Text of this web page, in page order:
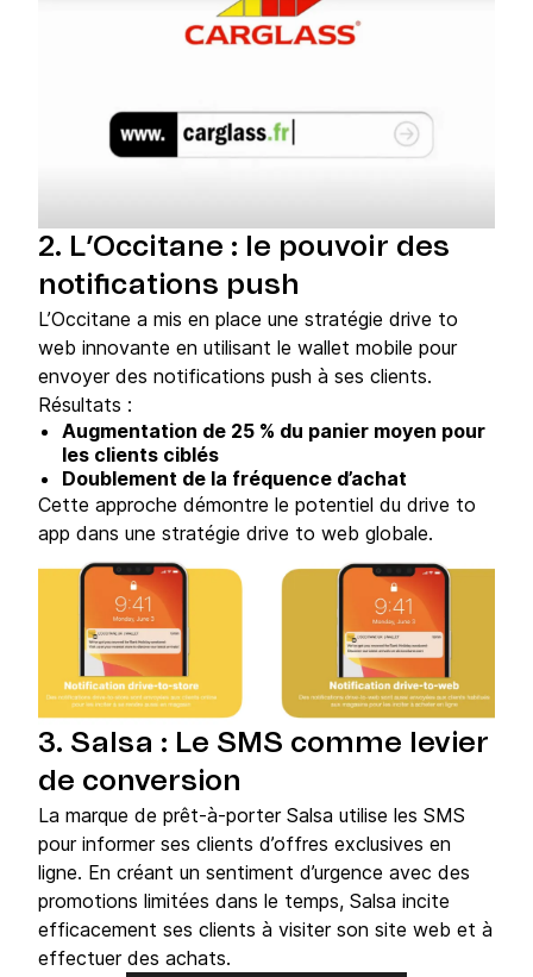
2. L’Occitane : le pouvoir des
notifications push
L’Occitane a mis en place une stratégie drive to
web innovante en utilisant le wallet mobile pour
envoyer des notifications push à ses clients.
Résultats :
Augmentation de 25 % du panier moyen pour
les clients ciblés
Doublement de la fréquence d’achat
Cette approche démontre le potentiel du drive to
app dans une stratégie drive to web globale.
3. Salsa : Le SMS comme levier
de conversion
La marque de prêt-à-porter Salsa utilise les SMS
pour informer ses clients d’offres exclusives en
ligne. En créant un sentiment d’urgence avec des
promotions limitées dans le temps, Salsa incite
efficacement ses clients à visiter son site web et à
effectuer des achats.